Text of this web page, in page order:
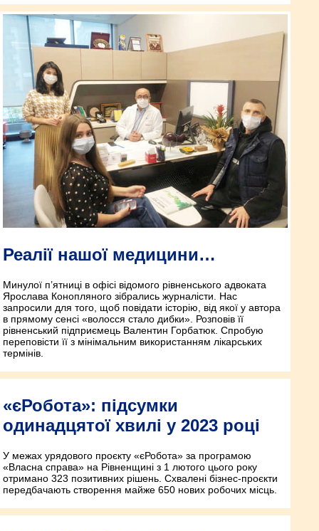
Реалії нашої медицини…
Минулої п’ятниці в офісі відомого рівненського адвоката
Ярослава Конопляного зібрались журналісти. Нас
запросили для того, щоб повідати історію, від якої у автора
в прямому сенсі «волосся стало дибки». Розповів її
рівненський підприємець Валентин Горбатюк. Спробую
переповісти її з мінімальним використанням лікарських
термінів.
«єРобота»: підсумки
одинадцятої хвилі у 2023 році
У межах урядового проєкту «єРобота» за програмою
«Власна справа» на Рівненщині з 1 лютого цього року
отримано 323 позитивних рішень. Схвалені бізнес-проєкти
передбачають створення майже 650 нових робочих місць.